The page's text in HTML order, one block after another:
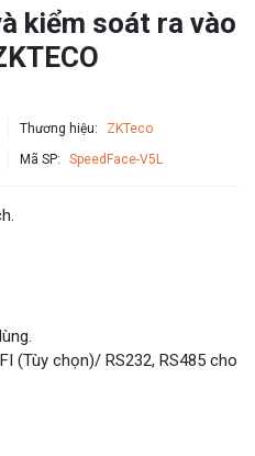
kiểm soát ra vào
Thương hiệu: ZKTeco
Mã SP: SpeedFace-V5L
(Tùy chọn)/ RS232, RS485 cho